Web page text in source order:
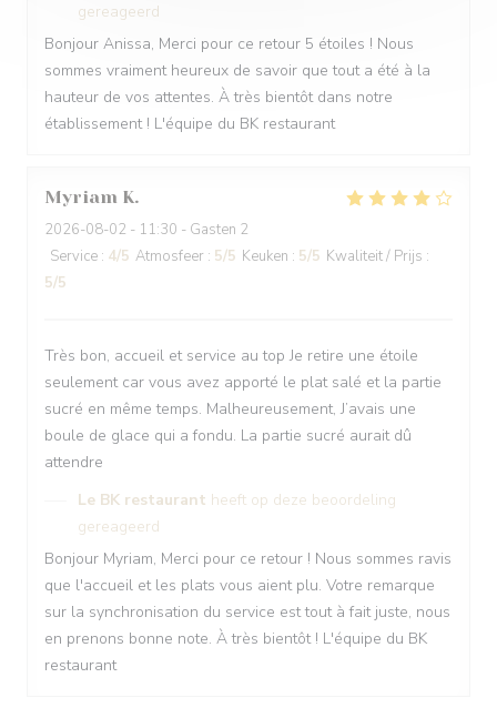
gereageerd
Bonjour Anissa, Merci pour ce retour 5 étoiles ! Nous
sommes vraiment heureux de savoir que tout a été à la
hauteur de vos attentes. À très bientôt dans notre
établissement ! L'équipe du BK restaurant
Myriam K
2026-08-02 - 11:30 - Gasten 2
Service : 4/5 Atmosfeer : 5/5 Keuken : 5/5 Kwaliteit / Prijs :
5/5
Très bon, accueil et service au top Je retire une étoile
seulement car vous avez apporté le plat salé et la partie
sucré en même temps. Malheureusement, J’avais une
boule de glace qui a fondu. La partie sucré aurait dû
attendre
Le BK restaurant heeft op deze beoordeling
gereageerd
Bonjour Myriam, Merci pour ce retour ! Nous sommes ravis
que l'accueil et les plats vous aient plu. Votre remarque
sur la synchronisation du service est tout à fait juste, nous
en prenons bonne note. À très bientôt ! L'équipe du BK
restaurant